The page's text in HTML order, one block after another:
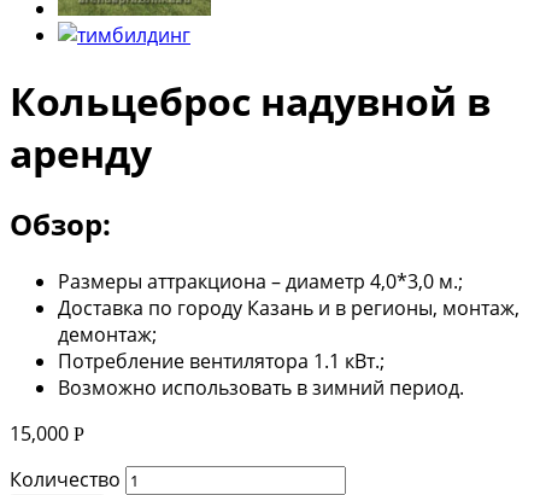
Кольцеброс надувной в
аренду
Обзор:
Размеры аттракциона – диаметр 4,0*3,0 м.;
Доставка по городу Казань и в регионы, монтаж,
демонтаж;
Потребление вентилятора 1.1 кВт.;
Возможно использовать в зимний период.
15,000 Р
Количество